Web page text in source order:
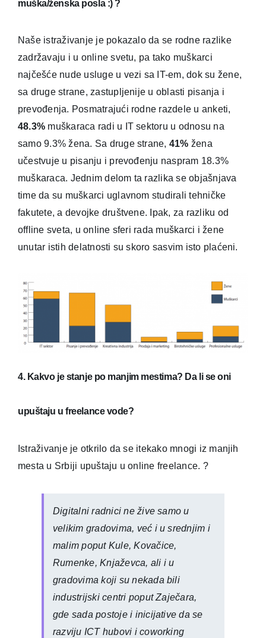
muška/ženska posla :) ?
Naše istraživanje je pokazalo da se rodne razlike
zadržavaju i u online svetu, pa tako muškarci
najčešće nude usluge u vezi sa IT-em, dok su žene,
sa druge strane, zastupljenije u oblasti pisanja i
prevođenja. Posmatrajući rodne razdele u anketi,
48.3% muškaraca radi u IT sektoru u odnosu na
samo 9.3% žena. Sa druge strane, 41% žena
učestvuje u pisanju i prevođenju naspram 18.3%
muškaraca. Jednim delom ta razlika se objašnjava
time da su muškarci uglavnom studirali tehničke
fakutete, a devojke društvene. Ipak, za razliku od
offline sveta, u online sferi rada muškarci i žene
unutar istih delatnosti su skoro sasvim isto plaćeni.
4. Kakvo je stanje po manjim mestima? Da li se oni
upuštaju u freelance vode?
Istraživanje je otkrilo da se itekako mnogi iz manjih
mesta u Srbiji upuštaju u online freelance. ?
Digitalni radnici ne žive samo u
velikim gradovima, već i u srednjim i
malim poput Kule, Kovačice,
Rumenke, Knjaževca, ali i u
gradovima koji su nekada bili
industrijski centri poput Zaječara,
gde sada postoje i inicijative da se
razviju ICT hubovi i coworking